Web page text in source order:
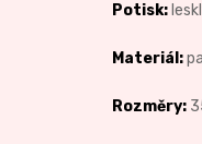
Potisk:
Materiál:
Rozměry: